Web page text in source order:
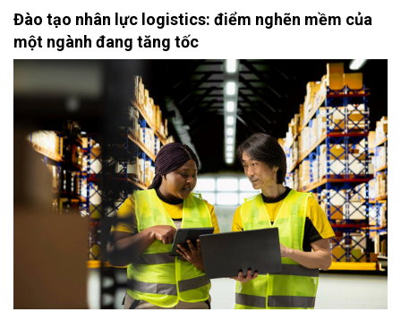
Đào tạo nhân lực logistics: điểm nghẽn mềm của
một ngành đang tăng tốc